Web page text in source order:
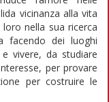
vicinanza alla vita
nella sua ricerca
facendo dei luoghi
vivere, da studiare
per provare
per costruire le